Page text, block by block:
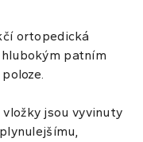
ortopedická
patním
vložky jsou vyvinuty